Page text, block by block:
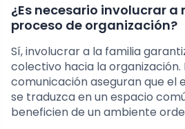
¿Es necesario involucrar a
proceso de organización?
Sí, involucrar a la familia
colectivo hacia la
comunicación aseguran que el
se traduzca en un espacio
beneficien de un ambiente